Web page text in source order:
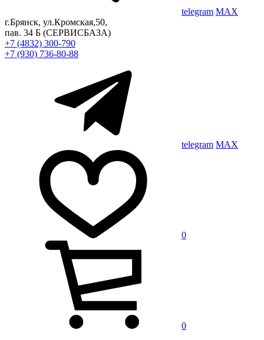
telegram MAX
г.Брянск, ул.Кромская,50,
пав. 34 Б (СЕРВИСБАЗА)
+7 (4832) 300-790
+7 (930) 736-80-88
telegram MAX
0
0